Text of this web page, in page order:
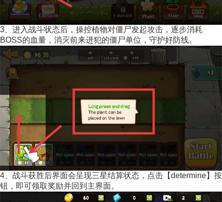
3、进入战斗状态后，操控植物对僵尸发起攻击，逐步消耗
BOSS的血量，消灭前来进犯的僵尸单位，守护好防线。
4、战斗获胜后界面会呈现三星结算状态，点击【determine】按
钮，即可领取奖励并回到主界面。